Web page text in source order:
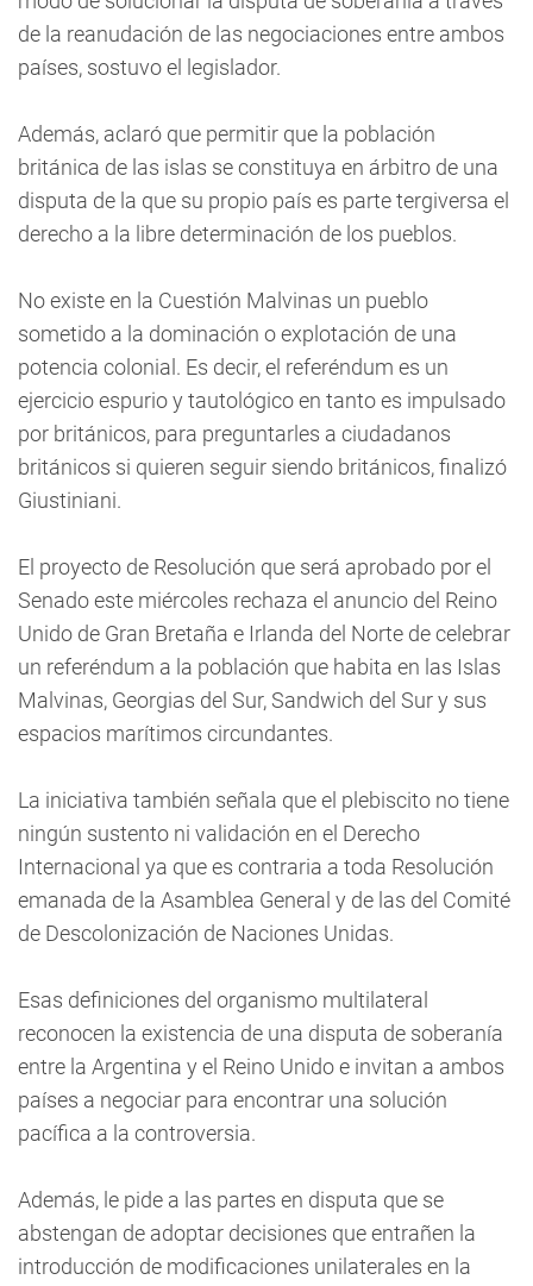
de la reanudación de las negociaciones entre ambos
países, sostuvo el legislador.
Además, aclaró que permitir que la población
británica de las islas se constituya en árbitro de una
disputa de la que su propio país es parte tergiversa el
derecho a la libre determinación de los pueblos.
No existe en la Cuestión Malvinas un pueblo
sometido a la dominación o explotación de una
potencia colonial. Es decir, el referéndum es un
ejercicio espurio y tautológico en tanto es impulsado
por británicos, para preguntarles a ciudadanos
británicos si quieren seguir siendo británicos, finalizó
Giustiniani.
El proyecto de Resolución que será aprobado por el
Senado este miércoles rechaza el anuncio del Reino
Unido de Gran Bretaña e Irlanda del Norte de celebrar
un referéndum a la población que habita en las Islas
Malvinas, Georgias del Sur, Sandwich del Sur y sus
espacios marítimos circundantes.
La iniciativa también señala que el plebiscito no tiene
ningún sustento ni validación en el Derecho
Internacional ya que es contraria a toda Resolución
emanada de la Asamblea General y de las del Comité
de Descolonización de Naciones Unidas.
Esas definiciones del organismo multilateral
reconocen la existencia de una disputa de soberanía
entre la Argentina y el Reino Unido e invitan a ambos
países a negociar para encontrar una solución
pacífica a la controversia.
Además, le pide a las partes en disputa que se
abstengan de adoptar decisiones que entrañen la
introducción de modificaciones unilaterales en la